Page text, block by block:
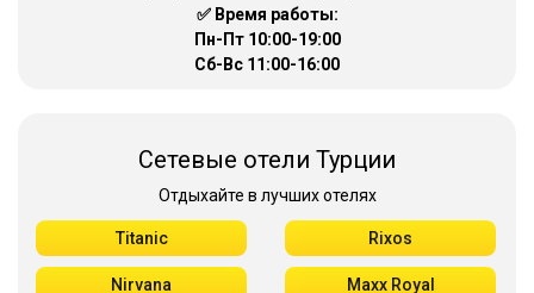
✅ Время работы:
Пн-Пт 10:00-19:00
Сб-Вс 11:00-16:00
Сетевые отели Турции
Отдыхайте в лучших отелях
Titanic Rixos
Nirvana Maxx Royal